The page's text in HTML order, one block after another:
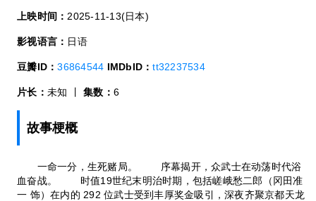
上映时间： 2025-11-13(日本)
影视语言： 日语
豆瓣ID：36864544 IMDbID：tt32237534
片长： 未知 丨集数： 6
故事梗概
一命一分，生死赌局。 序幕揭开，众武士在动荡时代浴
血奋战。 时值19世纪末明治时期，包括嵯峨愁二郎（冈田准
一 饰）在内的 292 位武士受到丰厚奖金吸引，深夜齐聚京都天龙